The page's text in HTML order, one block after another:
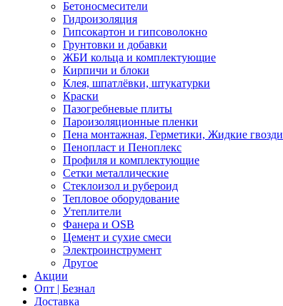
Бетоносмесители
Гидроизоляция
Гипсокартон и гипсоволокно
Грунтовки и добавки
ЖБИ кольца и комплектующие
Кирпичи и блоки
Клея, шпатлёвки, штукатурки
Краски
Пазогребневые плиты
Пароизоляционные пленки
Пена монтажная, Герметики, Жидкие гвозди
Пенопласт и Пеноплекс
Профиля и комплектующие
Сетки металлические
Стеклоизол и рубероид
Тепловое оборудование
Утеплители
Фанера и OSB
Цемент и сухие смеси
Электроинструмент
Другое
Акции
Опт | Безнал
Доставка